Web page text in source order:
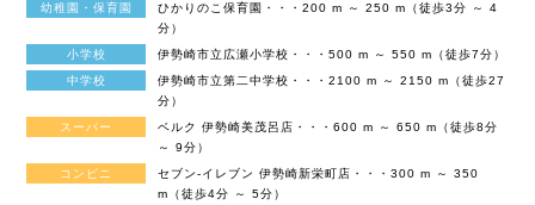
幼稚園・保育園
ひかりのこ保育園・・・200 m ～ 250 m（徒歩3分 ～ 4
分）
小学校
伊勢崎市立広瀬小学校・・・500 m ～ 550 m（徒歩7分）
中学校
伊勢崎市立第二中学校・・・2100 m ～ 2150 m（徒歩27
分）
スーパー
ベルク 伊勢崎美茂呂店・・・600 m ～ 650 m（徒歩8分
～ 9分）
コンビニ
セブン-イレブン 伊勢崎新栄町店・・・300 m ～ 350
m（徒歩4分 ～ 5分）